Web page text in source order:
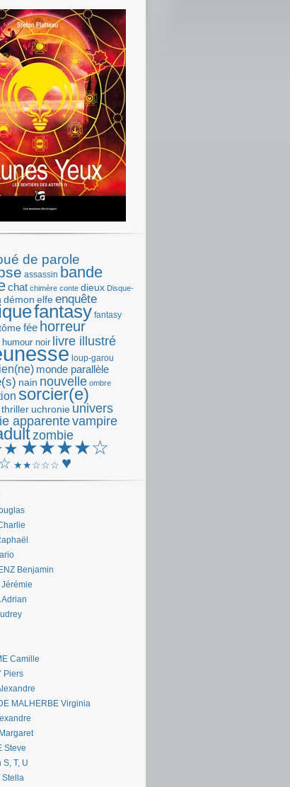
de parole
assassin bande
chat chimère conte dieux Disque-
démon elfeenquête
fantasy fantasy
fée horreur
humour noir livre illustré
loup-garou
monde parallèle
nain nouvelle ombre
sorcier(e)
thriller uchronie univers
apparentevampire
zombie
★★★★☆
★★☆☆☆ ♥
Benjamin
Adrian
Camille
Piers
MALHERBE Virginia
Steve
T, U
Stella